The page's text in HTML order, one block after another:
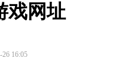
戏网址
26 16:05